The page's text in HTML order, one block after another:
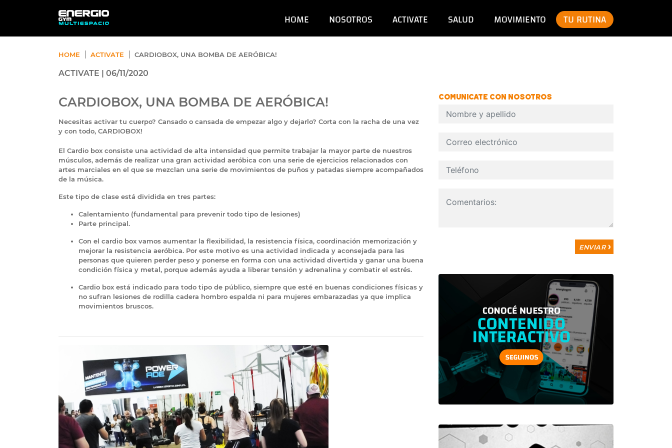
HOME NOSOTROS ACTIVATE SALUD MOVIMIENTO TU RUTINA
HOME ACTIVATE CARDIOBOX, UNA BOMBA DE AERÓBICA!
ACTIVATE | 06/11/2020
CARDIOBOX, UNA BOMBA DE AERÓBICA!
​Necesitas activar tu cuerpo? Cansado o cansada de empezar algo y dejarlo? Corta con la racha de una vez
y con todo, CARDIOBOX!
​El Cardio box consiste una actividad de alta intensidad que permite trabajar la mayor parte de nuestros
músculos, además de realizar una gran actividad aeróbica con una serie de ejercicios relacionados con
artes marciales en el que se mezclan una serie de movimientos de puños y patadas siempre acompañados
de la música.
Este tipo de clase está dividida en tres partes:
Calentamiento (fundamental para prevenir todo tipo de lesiones)
Parte principal.
Con el cardio box vamos aumentar la flexibilidad, la resistencia física, coordinación memorización y
mejorar la resistencia aeróbica. Por este motivo es una actividad indicada y aconsejada para las
personas que quieren perder peso y ponerse en forma con una actividad divertida y ganar una buena
condición física y metal, porque además ayuda a liberar tensión y adrenalina y combatir el estrés.
Cardio box está indicado para todo tipo de público, siempre que esté en buenas condiciones físicas y
no sufran lesiones de rodilla cadera hombro espalda ni para mujeres embarazadas ya que implica
movimientos bruscos.
COMUNICATE CON NOSOTROS